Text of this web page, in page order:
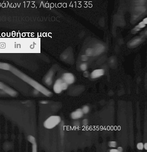
173, Λάρισα 413 35
επικοινωνίας
μας
ΓΕΜΗ: 26635940000